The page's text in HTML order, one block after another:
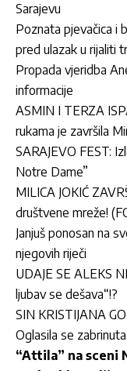
Sarajevu
Poznata pjevačica i
pred ulazak u rijaliti
Propada vjeridba
informacije
ASMIN I TERZA
rukama je završila
SARAJEVO FEST:
Notre Dame”
MILICA JOKIĆ
društvene mreže!
Janjuš ponosan na
njegovih riječi
UDAJE SE ALEKS
ljubav se dešava“!?
SIN KRISTIJANA
Oglasila se
“Attila” na sceni